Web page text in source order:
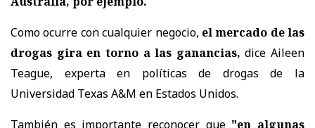
Como ocurre con cualquier negocio, el mercado de las
drogas gira en torno a las ganancias, dice Aileen
Teague, experta en políticas de drogas de la
Universidad Texas A&M en Estados Unidos.
También es importante reconocer que "en algunas